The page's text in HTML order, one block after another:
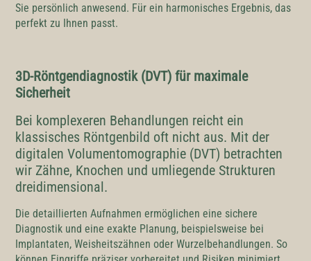
Sie persönlich anwesend. Für ein harmonisches Ergebnis, das
perfekt zu Ihnen passt.
3D-Röntgendiagnostik (DVT) für maximale
Sicherheit
Bei komplexeren Behandlungen reicht ein
klassisches Röntgenbild oft nicht aus. Mit der
digitalen Volumentomographie (DVT) betrachten
wir Zähne, Knochen und umliegende Strukturen
dreidimensional.
Die detaillierten Aufnahmen ermöglichen eine sichere
Diagnostik und eine exakte Planung, beispielsweise bei
Implantaten, Weisheitszähnen oder Wurzelbehandlungen. So